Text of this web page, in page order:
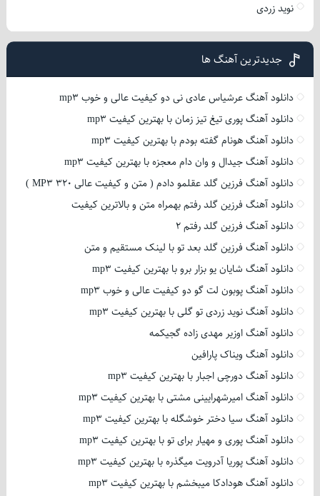
نوید زردی
جدیدترین آهنگ ها
دانلود آهنگ عرشیاس عادی نی دو کیفیت عالی و خوب mp3
دانلود آهنگ پوری تیغ تیز زمان با بهترین کیفیت mp3
دانلود آهنگ هونام گفته بودم با بهترین کیفیت mp3
دانلود آهنگ جیدال و وان دام معجزه با بهترین کیفیت mp3
دانلود آهنگ فرزین گلد عقلمو دادم ( متن و کیفیت عالی 320 MP3 )
دانلود آهنگ فرزین گلد رفتم بهمراه متن و بالاترین کیفیت
دانلود آهنگ فرزین گلد رفتم 2
دانلود آهنگ فرزین گلد بعد تو با لینک مستقیم و متن
دانلود آهنگ شایان یو بزار برو با بهترین کیفیت mp3
دانلود آهنگ پوبون لت گو دو کیفیت عالی و خوب mp3
دانلود آهنگ نوید زردی تو گلی با بهترین کیفیت mp3
دانلود آهنگ اوزیر مهدی زاده گجیکمه
دانلود آهنگ ویناک پارافین
دانلود آهنگ دورچی اجبار با بهترین کیفیت mp3
دانلود آهنگ امیرشهرایینی مشتی با بهترین کیفیت mp3
دانلود آهنگ سیا دختر خوشگله با بهترین کیفیت mp3
دانلود آهنگ پوری و مهیار برای تو با بهترین کیفیت mp3
دانلود آهنگ پوریا آدرویت میگذره با بهترین کیفیت mp3
دانلود آهنگ هودادکا میبخشم با بهترین کیفیت mp3